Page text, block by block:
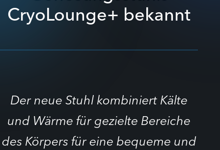
CryoLounge+ bekannt
Der neue Stuhl kombiniert Kälte
und Wärme für gezielte Bereiche
des Körpers für eine bequeme und